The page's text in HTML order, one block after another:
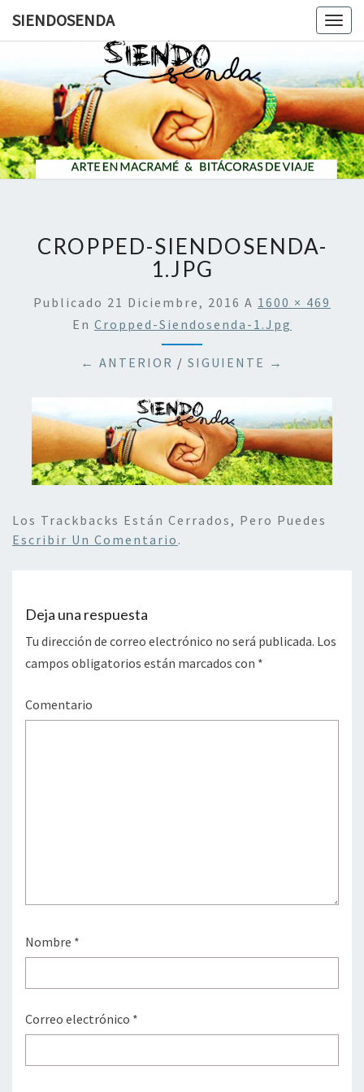
SIENDOSENDA
CROPPED-SIENDOSENDA-
1.JPG
Publicado 21 Diciembre, 2016 A 1600 × 469
En Cropped-Siendosenda-1.jpg
← ANTERIOR / SIGUIENTE →
Los Trackbacks Están Cerrados, Pero Puedes
Escribir Un Comentario .
Deja una respuesta
Tu dirección de correo electrónico no será publicada. Los
campos obligatorios están marcados con *
Comentario
Nombre *
Correo electrónico *